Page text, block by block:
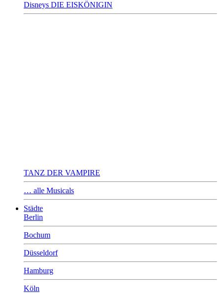
Disneys DIE EISKÖNIGIN
TANZ DER VAMPIRE
… alle Musicals
Städte
Berlin
Bochum
Düsseldorf
Hamburg
Köln